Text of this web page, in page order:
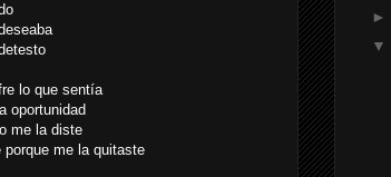
lo que sentía
oportunidad
me la diste
porque me la quitaste
►
▼